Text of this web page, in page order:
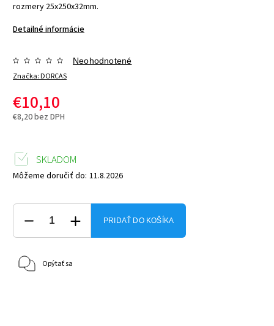
rozmery 25x250x32mm.
Detailné informácie
Značka:DORCAS
Neohodnotené
€10,10
€8,20 bez DPH
SKLADOM
Môžeme doručiť do: 11.8.2026
PRIDAŤ DO KOŠÍKA
Opýtať sa